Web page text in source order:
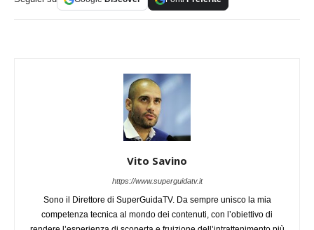
Vito Savino
https://www.superguidatv.it
Sono il Direttore di SuperGuidaTV. Da sempre unisco la mia
competenza tecnica al mondo dei contenuti, con l’obiettivo di